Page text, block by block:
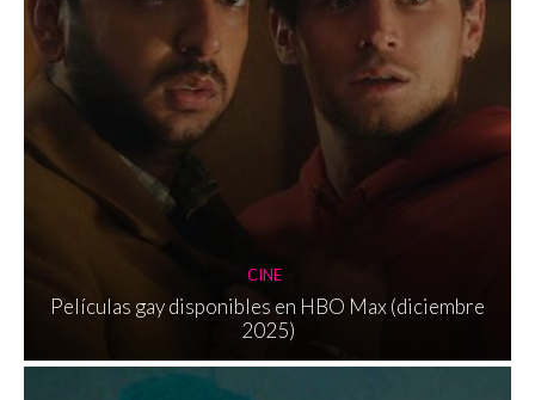
CINE
Películas gay disponibles en HBO Max (diciembre
2025)